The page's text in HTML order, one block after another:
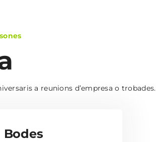
a reunions d’empresa o trobades.
Bodes